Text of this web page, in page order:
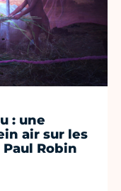
: une
air sur les
Robin